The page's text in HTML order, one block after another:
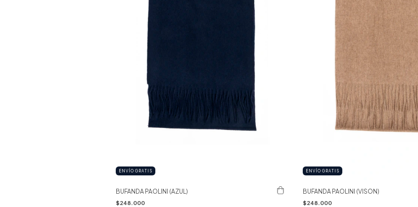
ENVÍO GRATIS
BUFANDA PAOLINI (AZUL)
$248.000
ENVÍO GRATIS
BUFANDA PAOLINI (VISON)
$248.000